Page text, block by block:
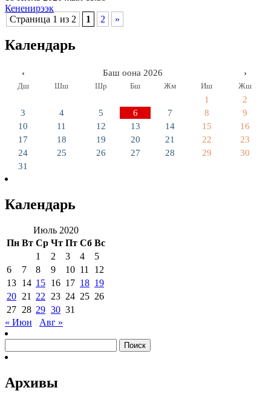
Кененирээк
Страница 1 из 2
1 2 »
Календарь
‹ Баш оона 2026 ›
Дш Шш Шр Бш Жм Иш Жш
1
2
3
4 5 6 7 8
9
10
11 12 13 14 15
16
17
18 19 20 21 22
23
24
25 26 27 28 29
30
31
Календарь
Июль 2020
Пн Вт Ср Чт Пт Сб Вс
1
2 3 4
5
6
7 8 9 10 11
12
13 14 15 16 17 18 19
20 21 22 23 24 25 26
27 28 29 30 31
« Июн
Авг »
Архивы